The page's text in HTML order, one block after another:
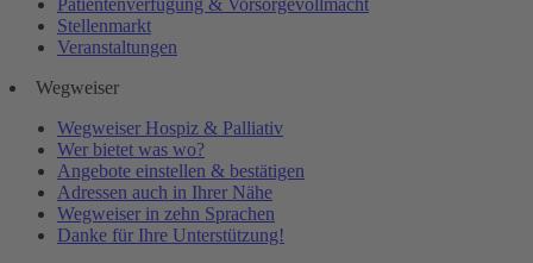
Patientenverfügung & Vorsorgevollmacht
Stellenmarkt
Veranstaltungen
Wegweiser
Wegweiser Hospiz & Palliativ
Wer bietet was wo?
Angebote einstellen & bestätigen
Adressen auch in Ihrer Nähe
Wegweiser in zehn Sprachen
Danke für Ihre Unterstützung!